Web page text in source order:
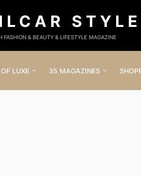
STYLE
FASHION & BEAUTY & LIFESTYLE MAGAZINE
LUXE 35 MAGAZINES